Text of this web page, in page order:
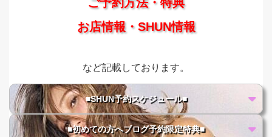
お店情報・SHUN情報
など記載しております。
■SHUN予約スケジュール■
■初めての方へブログ予約限定特典■